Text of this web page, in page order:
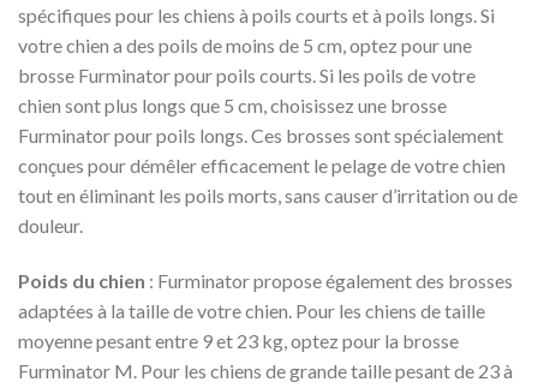
spécifiques pour les chiens à poils courts et à poils longs. Si
votre chien a des poils de moins de 5 cm, optez pour une
brosse Furminator pour poils courts. Si les poils de votre
chien sont plus longs que 5 cm, choisissez une brosse
Furminator pour poils longs. Ces brosses sont spécialement
conçues pour démêler efficacement le pelage de votre chien
tout en éliminant les poils morts, sans causer d’irritation ou de
douleur.
Poids du chien : Furminator propose également des brosses
adaptées à la taille de votre chien. Pour les chiens de taille
moyenne pesant entre 9 et 23 kg, optez pour la brosse
Furminator M. Pour les chiens de grande taille pesant de 23 à